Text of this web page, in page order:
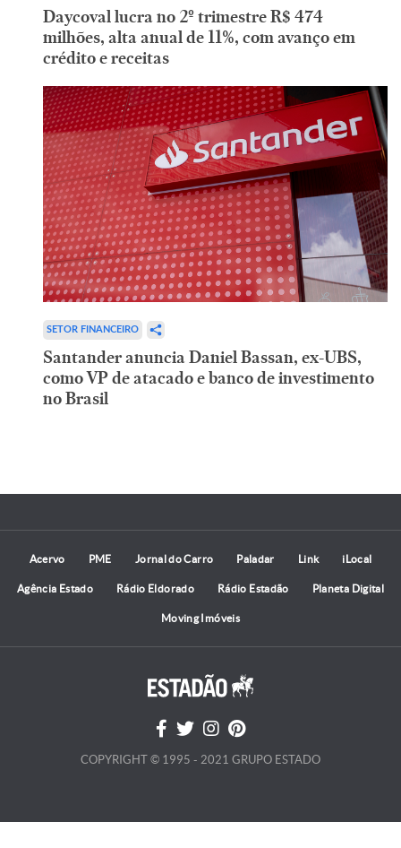
Daycoval lucra no 2º trimestre R$ 474
milhões, alta anual de 11%, com avanço em
crédito e receitas
SETOR FINANCEIRO
Santander anuncia Daniel Bassan, ex-UBS,
como VP de atacado e banco de investimento
no Brasil
Acervo PME Jornal do Carro Paladar Link iLocal
Agência Estado Rádio Eldorado Rádio Estadão Planeta Digital
Moving Imóveis
COPYRIGHT © 1995 - 2021 GRUPO ESTADO